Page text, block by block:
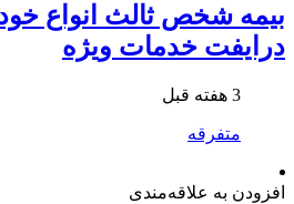
بیمه شخص ثالث انواع
درایفت خدمات ویژه
3 هفته قبل
متفرقه
افزودن به علاقه‌مندی